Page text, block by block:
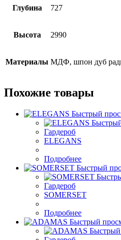
Глубина 727
Высота 2990
Материалы МДФ, шпон дуб
Похожие товары
Быстрый
Гардероб
ELEGANS
Подробнее
Быстрый
Гардероб
SOMERSET
Подробнее
Быстрый